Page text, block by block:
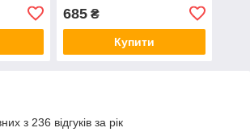
685₴
Купити
з 236 відгуків за рік